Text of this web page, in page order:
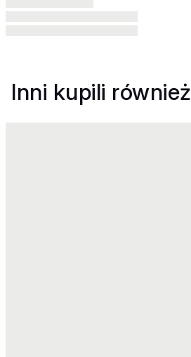
Inni kupili również